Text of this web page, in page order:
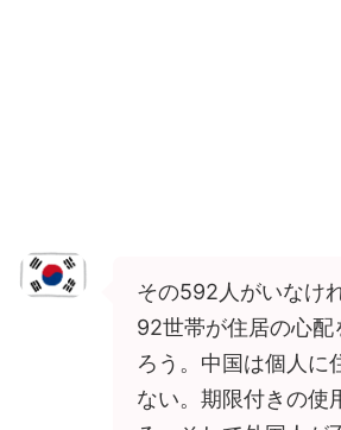
その592人がいなけ
92世帯が住居の心配
ろう。中国は個人に
ない。期限付きの使